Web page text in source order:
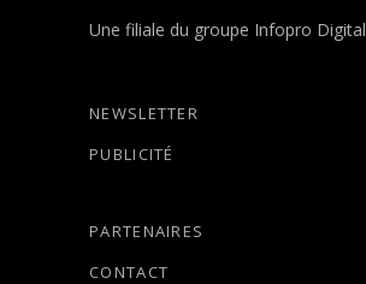
Une filiale du groupe Infopro Digital
NEWSLETTER
PUBLICITÉ
PARTENAIRES
CONTACT